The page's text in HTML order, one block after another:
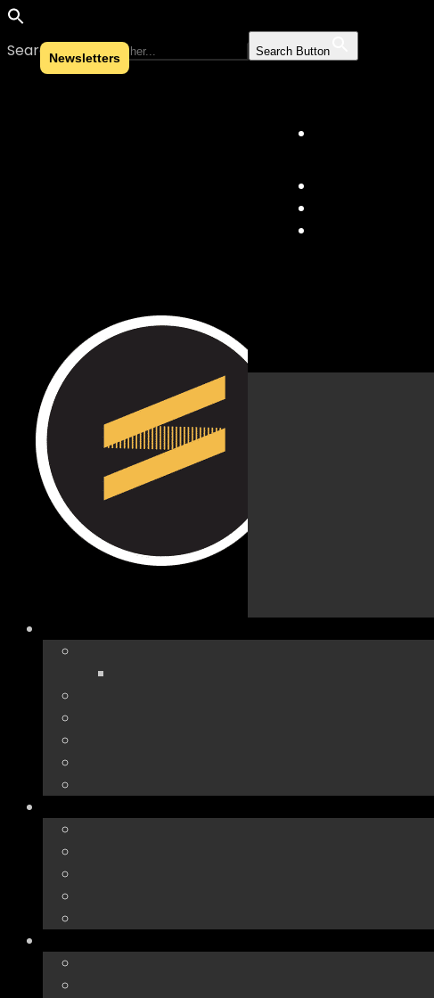
Search for: Search Button
Skip to content
Newsletters